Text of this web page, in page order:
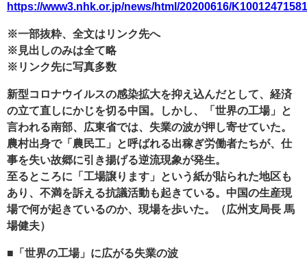
https://www3.nhk.or.jp/news/html/20200616/
※一部抜粋、全文はリンク先へ
※見出しのみは全て略
※リンク先に写真多数
新型コロナウイルスの感染拡大を抑え込んだとして、経済
の立て直しにかじを切る中国。しかし、「世界の工場」と
言われる南部、広東省では、失業の波が押し寄せていた。
農村出身で「農民工」と呼ばれる出稼ぎ労働者たちが、仕
事を失い故郷に引き揚げる逆流現象が発生。
至るところに「工場譲ります」という紙が貼られた地区も
あり、不満を訴える抗議活動も起きている。中国の生産現
場で何が起きているのか、現場を歩いた。（広州支局長 馬
場健夫）
■「世界の工場」に広がる失業の波